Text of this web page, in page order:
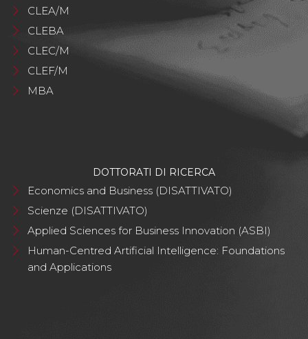
CLEA/M
CLEBA
CLEC/M
CLEF/M
MBA
DOTTORATI DI RICERCA
Economics and Business (DISATTIVATO)
Scienze (DISATTIVATO)
Applied Sciences for Business Innovation (ASBI)
Human-Centred Artificial Intelligence: Foundations
and Applications